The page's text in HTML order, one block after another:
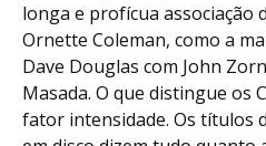
longa e profícua associação
Ornette Coleman, como a
Dave Douglas com John
Masada. O que distingue os
fator intensidade. Os títulos